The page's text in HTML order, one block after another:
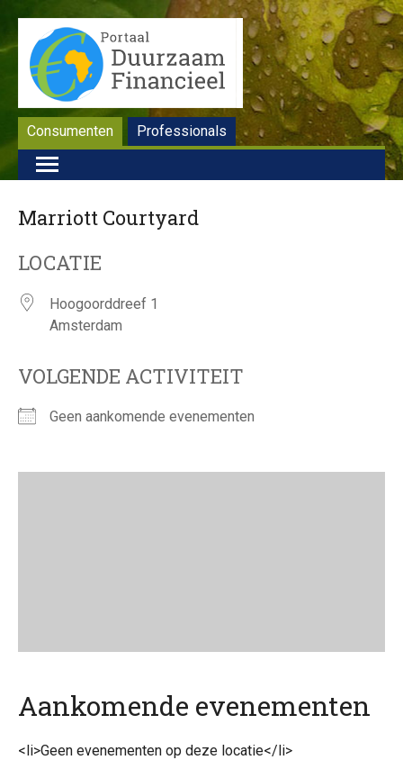
Consumenten Professionals
Marriott Courtyard
LOCATIE
Hoogoorddreef 1
Amsterdam
VOLGENDE ACTIVITEIT
Geen aankomende evenementen
Aankomende evenementen
<li>Geen evenementen op deze locatie</li>